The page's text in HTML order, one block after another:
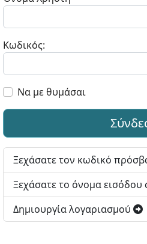
Κωδικός:
Να με θυμάσαι
Ξεχάσατε τον κωδικό
Ξεχάσατε το όνομα εισόδου
Δημιουργία λογαριασμού